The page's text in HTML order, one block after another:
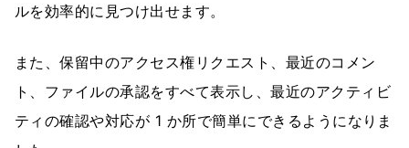
ルを効率的に見つけ出せます。
また、保留中のアクセス権リクエスト、最近のコメン
ト、ファイルの承認をすべて表示し、最近のアクティビ
ティの確認や対応が 1 か所で簡単にできるようになりま